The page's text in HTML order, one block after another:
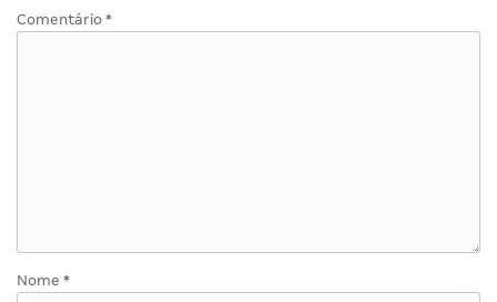
Comentário *
Nome *